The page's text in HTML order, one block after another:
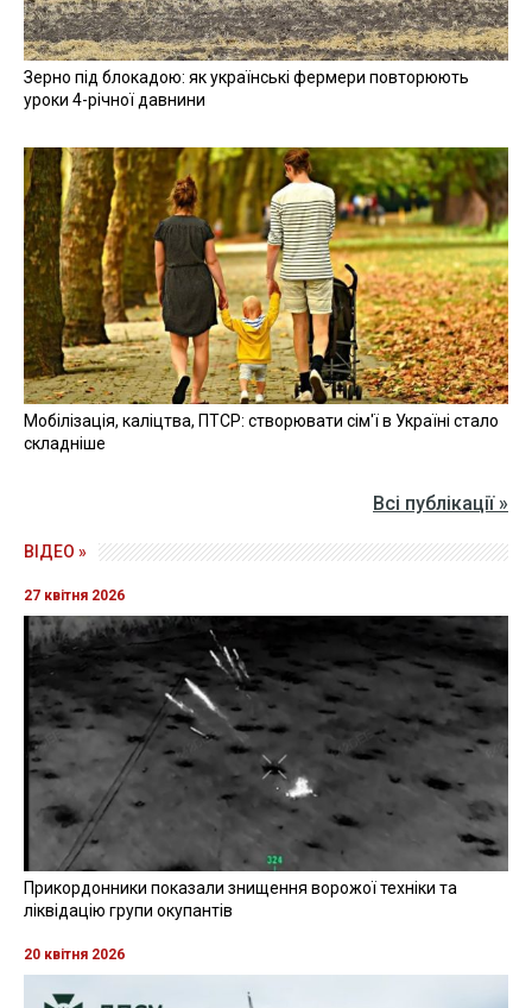
Зерно під блокадою: як українські фермери повторюють
уроки 4-річної давнини
Мобілізація, каліцтва, ПТСР: створювати сім'ї в Україні стало
складніше
Всі публікації »
ВІДЕО »
27 квітня 2026
Прикордонники показали знищення ворожої техніки та
ліквідацію групи окупантів
20 квітня 2026